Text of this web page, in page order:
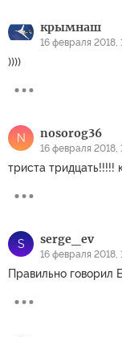
крымнаш
16 февраля 2018,
))))
N nosorog36
16 февраля 2018,
триста тридцать!!!!!
S serge_ev
16 февраля 2018,
Правильно говорил